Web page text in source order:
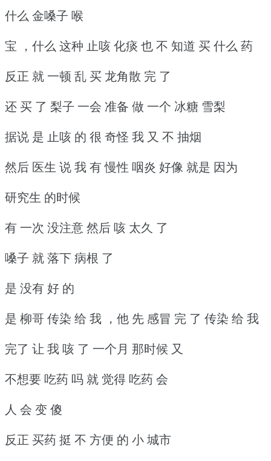
什么 金嗓子 喉
宝 ，什么 这种 止咳 化痰 也 不 知道 买 什么 药
反正 就 一顿 乱 买 龙角散 完 了
还 买 了 梨子 一会 准备 做 一个 冰糖 雪梨
据说 是 止咳 的 很 奇怪 我 又 不 抽烟
然后 医生 说 我 有 慢性 咽炎 好像 就是 因为
研究生 的时候
有 一次 没注意 然后 咳 太久 了
嗓子 就 落下 病根 了
是 没有 好 的
是 柳哥 传染 给 我 ，他 先 感冒 完 了 传染 给 我
完了 让 我 咳 了 一个月 那时候 又
不想要 吃药 吗 就 觉得 吃药 会
人 会 变 傻
反正 买药 挺 不 方便 的 小 城市